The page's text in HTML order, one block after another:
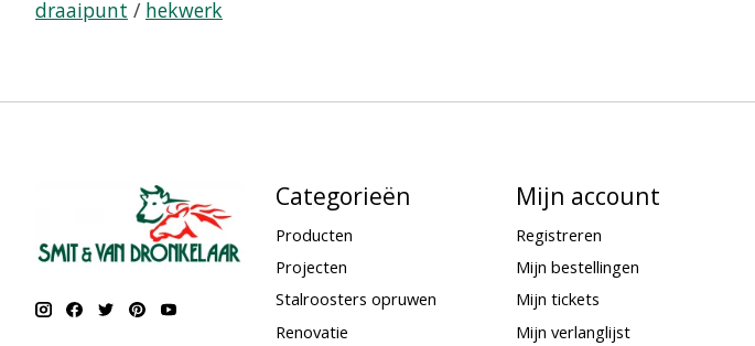
draaipunt / hekwerk
Categorieën
Producten
Projecten
Stalroosters opruwen
Renovatie
Mijn account
Registreren
Mijn bestellingen
Mijn tickets
Mijn verlanglijst